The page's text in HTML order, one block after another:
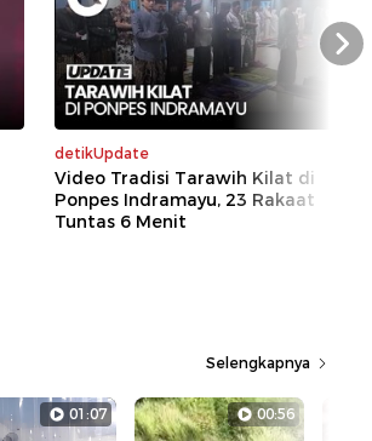
detikUpdate
Video Tradisi Tarawih Kilat di
Ponpes Indramayu, 23 Rakaat
Tuntas 6 Menit
Next
Selengkapnya
01:07 00:56